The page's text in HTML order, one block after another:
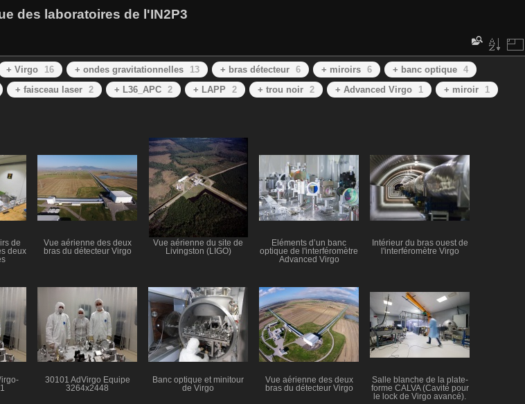
des laboratoires de l'IN2P3
+ Virgo 16 + ondes gravitationnelles 13 + bras détecteur 6 + miroirs 6 + banc optique 4
+ faisceau laser 2 + L36_APC 2 + LAPP 2 + trou noir 2 + Advanced Virgo 1 + miroir
1
de
deux
Vue aérienne des deux
bras du détecteur Virgo
Vue aérienne du site de
Livingston (LIGO)
Eléments d’un banc
optique de l'interféromètre
Advanced Virgo
Intérieur du bras ouest de
l'interféromètre Virgo
30101 AdVirgo Equipe
3264x2448
Banc optique et minitour
de Virgo
Vue aérienne des deux
bras du détecteur Virgo
Salle blanche de la plate-
forme CALVA (Cavité pour
le lock de Virgo avancé).